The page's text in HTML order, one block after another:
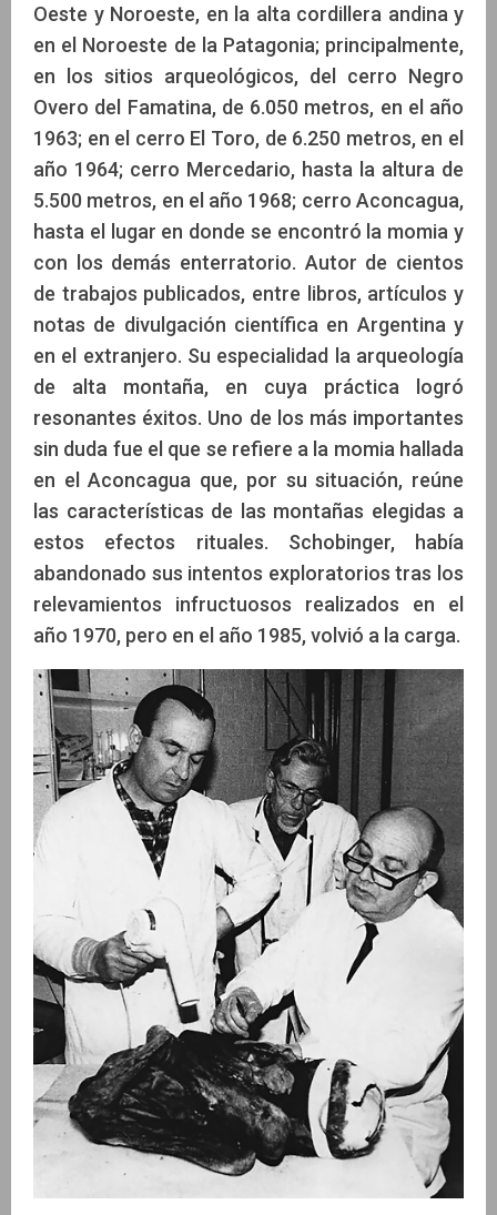
Oeste y Noroeste, en la alta cordillera andina y
en el Noroeste de la Patagonia; principalmente,
en los sitios arqueológicos, del cerro Negro
Overo del Famatina, de 6.050 metros, en el año
1963; en el cerro El Toro, de 6.250 metros, en el
año 1964; cerro Mercedario, hasta la altura de
5.500 metros, en el año 1968; cerro Aconcagua,
hasta el lugar en donde se encontró la momia y
con los demás enterratorio. Autor de cientos
de trabajos publicados, entre libros, artículos y
notas de divulgación científica en Argentina y
en el extranjero. Su especialidad la arqueología
de alta montaña, en cuya práctica logró
resonantes éxitos. Uno de los más importantes
sin duda fue el que se refiere a la momia hallada
en el Aconcagua que, por su situación, reúne
las características de las montañas elegidas a
estos efectos rituales. Schobinger, había
abandonado sus intentos exploratorios tras los
relevamientos infructuosos realizados en el
año 1970, pero en el año 1985, volvió a la carga.